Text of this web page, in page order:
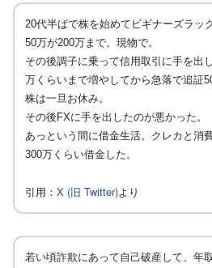
20代半ばで株を始めてビギナーズラッ
50万が200万まで。現物で。
その後調子に乗って信用取引に手を出
万くらいまで増やしてから急落で追証
株は一旦お休み。
その後FXに手を出したのが悪かった。
あっという間に借金生活。クレカと消
300万くらい借金した。
引用： X (旧 Twitter)より
若い頃詐欺にあって自己破産して、年